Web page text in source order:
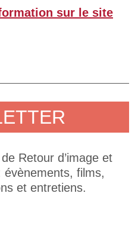
sur le site
Retour d’image et
films,
et entretiens.